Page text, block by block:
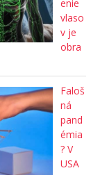
enie
vlaso
v je
obra
Faloš
ná
pand
émia
? V
USA